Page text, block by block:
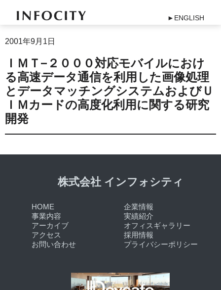
►ENGLISH
2001年9月1日
ＩＭＴ−２０００対応モバイルにおけ
る高速データ通信を利用した画像処理
とデータマッチングシステムおよびＵ
ＩＭカードの高度化利用に関する研究
開発
株式会社 インフォシティ
HOME
企業情報
事業内容
実績紹介
アーカイブ
オフィスギャラリー
アクセス
採用情報
お問い合わせ
プライバシーポリシー